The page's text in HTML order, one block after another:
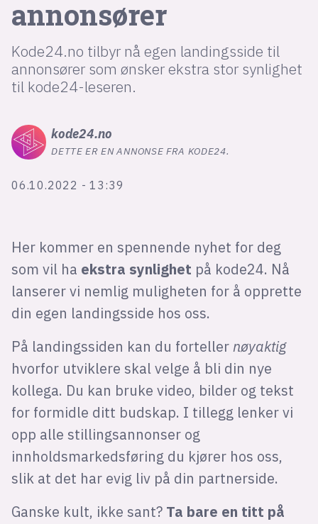
annonsører
Kode24.no tilbyr nå egen landingsside til
annonsører som ønsker ekstra stor synlighet
til kode24-leseren.
kode24.no
DETTE ER EN ANNONSE FRA KODE24.
06.10.2022 - 13:39
Her kommer en spennende nyhet for deg
som vil ha ekstra synlighet på kode24. Nå
lanserer vi nemlig muligheten for å opprette
din egen landingsside hos oss.
På landingssiden kan du forteller nøyaktig
hvorfor utviklere skal velge å bli din nye
kollega. Du kan bruke video, bilder og tekst
for formidle ditt budskap. I tillegg lenker vi
opp alle stillingsannonser og
innholdsmarkedsføring du kjører hos oss,
slik at det har evig liv på din partnerside.
Ganske kult, ikke sant? Ta bare en titt på
lys modus
mørk modus
kode24-klubben
LinkedIn
Bluesky
annonsepriser
annonseguide
suksesshistorier
Bli firmapartner